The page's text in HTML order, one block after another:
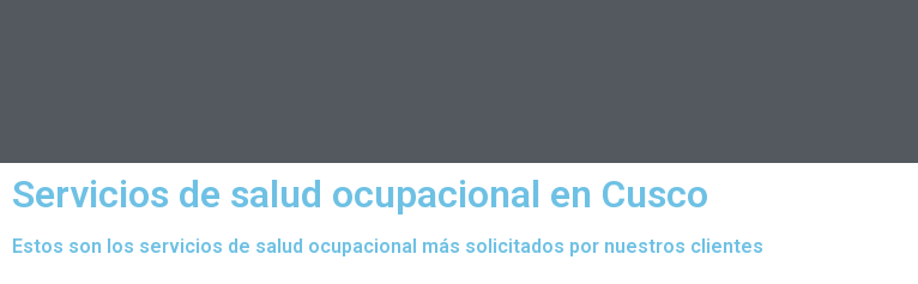
Servicios de salud ocupacional en Cusco
Estos son los servicios de salud ocupacional más solicitados por nuestros clientes